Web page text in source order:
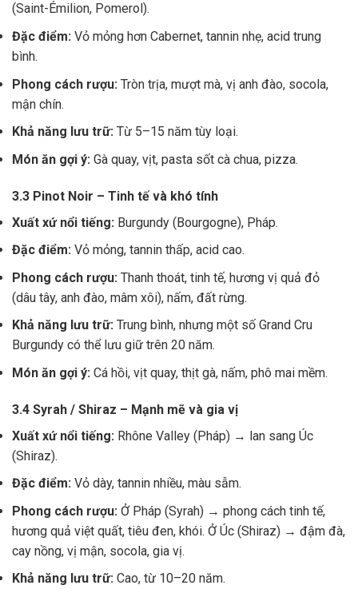
(Saint-Émilion, Pomerol).
Đặc điểm: Vỏ mỏng hơn Cabernet, tannin nhẹ, acid trung
bình.
Phong cách rượu: Tròn trịa, mượt mà, vị anh đào, socola,
mận chín.
Khả năng lưu trữ: Từ 5–15 năm tùy loại.
Món ăn gợi ý: Gà quay, vịt, pasta sốt cà chua, pizza.
3.3 Pinot Noir – Tinh tế và khó tính
Xuất xứ nổi tiếng: Burgundy (Bourgogne), Pháp.
Đặc điểm: Vỏ mỏng, tannin thấp, acid cao.
Phong cách rượu: Thanh thoát, tinh tế, hương vị quả đỏ
(dâu tây, anh đào, mâm xôi), nấm, đất rừng.
Khả năng lưu trữ: Trung bình, nhưng một số Grand Cru
Burgundy có thể lưu giữ trên 20 năm.
Món ăn gợi ý: Cá hồi, vịt quay, thịt gà, nấm, phô mai mềm.
3.4 Syrah / Shiraz – Mạnh mẽ và gia vị
Xuất xứ nổi tiếng: Rhône Valley (Pháp) → lan sang Úc
(Shiraz).
Đặc điểm: Vỏ dày, tannin nhiều, màu sẫm.
Phong cách rượu: Ở Pháp (Syrah) → phong cách tinh tế,
hương quả việt quất, tiêu đen, khói. Ở Úc (Shiraz) → đậm đà,
cay nồng, vị mận, socola, gia vị.
Khả năng lưu trữ: Cao, từ 10–20 năm.